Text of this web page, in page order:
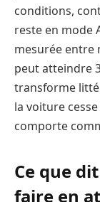
conditions,
reste en mode
mesurée entre
peut atteindre
transforme
la voiture
comporte
Ce que
faire en